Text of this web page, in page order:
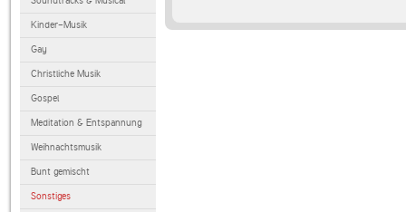
Kinder-Musik
Gay
Christliche Musik
Gospel
Meditation & Entspannung
Weihnachtsmusik
Bunt gemischt
Sonstiges